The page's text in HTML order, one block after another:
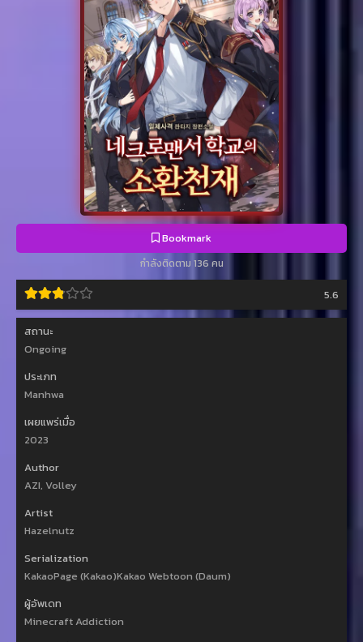
Bookmark
กำลังติดตาม 136 คน
5.6
สถานะ
Ongoing
ประเภท
Manhwa
เผยแพร่เมื่อ
2023
Author
AZI, Volley
Artist
Hazelnutz
Serialization
KakaoPage (Kakao)Kakao Webtoon (Daum)
ผู้อัพเดท
Minecraft Addiction